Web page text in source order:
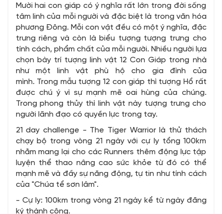
Mười hai con giáp có ý nghĩa rất lớn trong đời sống
tâm linh của mỗi người và đặc biệt là trong văn hóa
phương Đông. Mỗi con vật đều có một ý nghĩa, đặc
trưng riêng và còn là biểu tượng tượng trưng cho
tính cách, phẩm chất của mỗi người. Nhiều người lựa
chọn bày trí tượng linh vật 12 Con Giáp trong nhà
như một linh vật phù hộ cho gia đình của
mình. Trong mẫu tượng 12 con giáp thì tượng Hổ rất
được chú ý vì sự mạnh mẽ oai hùng của chúng.
Trong phong thủy thì linh vật này tượng trưng cho
người lãnh đạo có quyền lực trong tay.
21 day challenge - The Tiger Warrior là thử thách
chạy bộ trong vòng 21 ngày với cự ly tổng 100km
nhằm mang lại cho các Runners thêm động lực tập
luyện thể thao nâng cao sức khỏe từ đó có thể
mạnh mẽ và đầy sự năng động, tự tin như tính cách
của "Chúa tể sơn lâm".
- Cự ly: 100km trong vòng 21 ngày kể từ ngày đăng
ký thành công.